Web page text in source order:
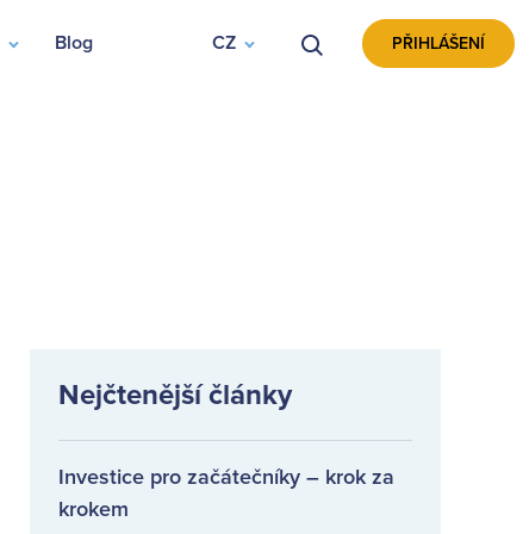
PŘIHLÁŠENÍ
Blog CZ VYHLEDÁVÁNÍ
Nejčtenější články
Investice pro začátečníky – krok za
krokem